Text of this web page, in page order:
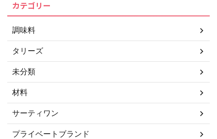
カテゴリー
調味料
タリーズ
未分類
材料
サーティワン
プライベートブランド